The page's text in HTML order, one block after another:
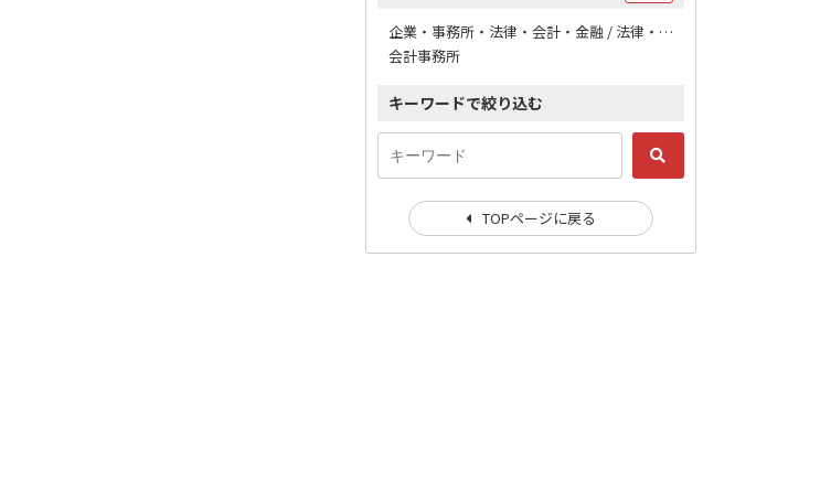
企業・事務所・法律・会計・金融 / 法律・会計
会計事務所
キーワードで絞り込む
TOPページに戻る